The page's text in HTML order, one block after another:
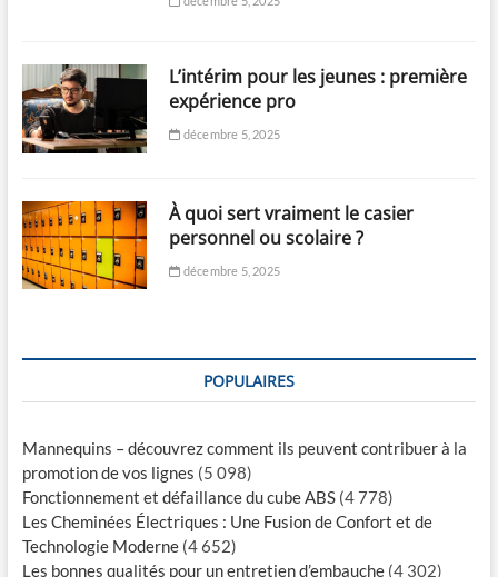
L’intérim pour les jeunes : première
expérience pro
décembre 5, 2025
À quoi sert vraiment le casier
personnel ou scolaire ?
décembre 5, 2025
POPULAIRES
Mannequins – découvrez comment ils peuvent contribuer à la
promotion de vos lignes (5 098)
Fonctionnement et défaillance du cube ABS (4 778)
Les Cheminées Électriques : Une Fusion de Confort et de
Technologie Moderne (4 652)
Les bonnes qualités pour un entretien d’embauche (4 302)